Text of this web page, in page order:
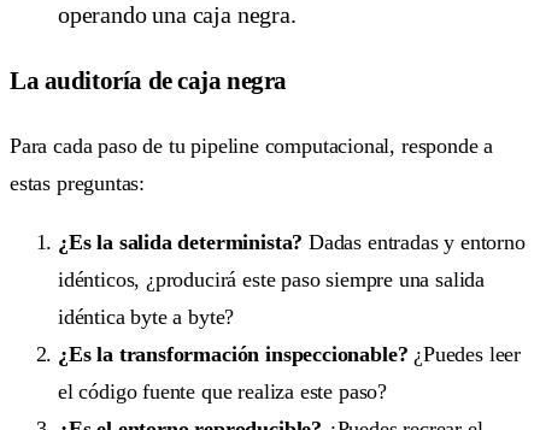
operando una caja negra.
La auditoría de caja negra
Para cada paso de tu pipeline computacional, responde a
estas preguntas:
¿Es la salida determinista? Dadas entradas y entorno
idénticos, ¿producirá este paso siempre una salida
idéntica byte a byte?
¿Es la transformación inspeccionable? ¿Puedes leer
el código fuente que realiza este paso?